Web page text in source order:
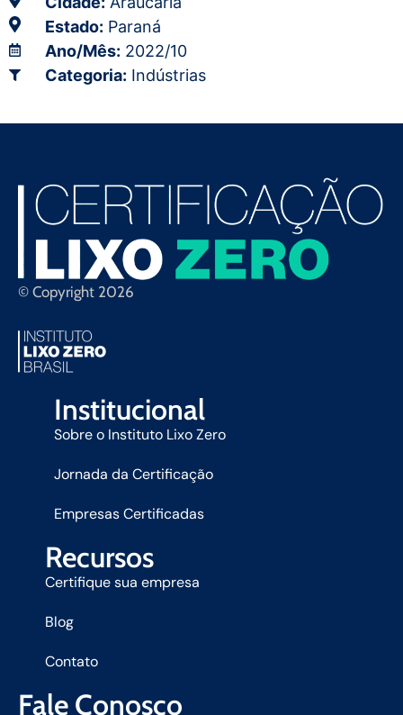
Estado: Paraná
Ano/Mês: 2022/10
Categoria: Indústrias
© Copyright 2026
Institucional
Sobre o Instituto Lixo Zero
Jornada da Certificação
Empresas Certificadas
Recursos
Certifique sua empresa
Blog
Contato
Fale Conosco